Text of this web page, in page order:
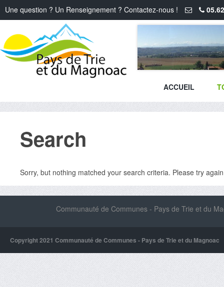
Une question ? Un Renseignement ? Contactez-nous !
ACCUEIL
Search
Sorry, but nothing matched your search criteria. Please try
Communauté de Communes - Pays de Trie et du
Copyright 2021 Communauté de Communes - Pays de Trie et du Magnoac